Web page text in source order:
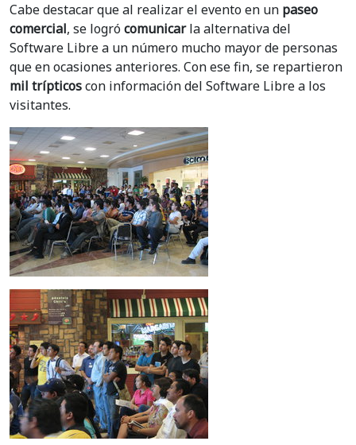
Cabe destacar que al realizar el evento en un paseo
comercial, se logrócomunicarla alternativa del
Software Libre a un número mucho mayor de personas
que en ocasiones anteriores. Con ese fin, se repartieron
mil trípticoscon información del Software Libre a los
visitantes.